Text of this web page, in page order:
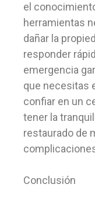
el
herramientas
dañar la
responder
emergencia
que necesitas
confiar en un
tener la
restaurado de
Conclusión